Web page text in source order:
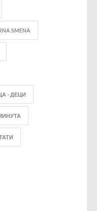
SMENA
- ДЕЦИ